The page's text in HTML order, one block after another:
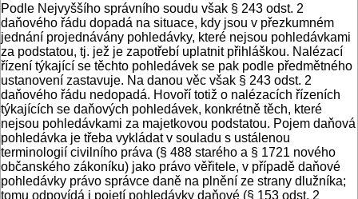
Podle Nejvyššího správního soudu však § 243 odst. 2
daňového řádu dopadá na situace, kdy jsou v přezkumném
jednání projednávány pohledávky, které nejsou pohledávkami
za podstatou, tj. jež je zapotřebí uplatnit přihláškou. Nalézací
řízení týkající se těchto pohledávek se pak podle předmětného
ustanovení zastavuje. Na danou věc však § 243 odst. 2
daňového řádu nedopadá. Hovoří totiž o nalézacích řízeních
týkajících se daňových pohledávek, konkrétně těch, které
nejsou pohledávkami za majetkovou podstatou. Pojem daňová
pohledávka je třeba vykládat v souladu s ustálenou
terminologií civilního práva (§ 488 starého a § 1721 nového
občanského zákoníku) jako právo věřitele, v případě daňové
pohledávky právo správce daně na plnění ze strany dlužníka;
tomu odpovídá i pojetí pohledávky daňové (§ 153 odst. 2